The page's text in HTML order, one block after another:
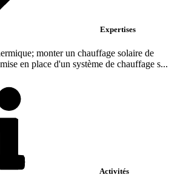
Expertises
monter un chauffage solaire de
en place d'un système de chauffage s...
Activités